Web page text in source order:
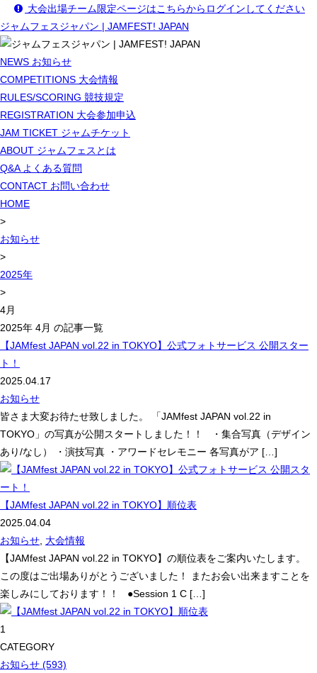
大会出場チーム限定ページはこちらからログインしてください
ジャムフェスジャパン | JAMFEST! JAPAN
NEWS お知らせ
COMPETITIONS 大会情報
RULES/SCORING 競技規定
REGISTRATION 大会参加申込
JAM TICKET ジャムチケット
ABOUT ジャムフェスとは
Q&A よくある質問
CONTACT お問い合わせ
HOME
>
お知らせ
>
2025年
>
4月
2025年 4月 の記事一覧
【JAMfest JAPAN vol.22 in TOKYO】公式フォトサービス 公開スター
ト！
2025.04.17
お知らせ
皆さま大変お待たせ致しました。 「JAMfest JAPAN vol.22 in
TOKYO」の写真が公開スタートしました！！ ・集合写真（デザイン
あり/なし） ・演技写真 ・アワードセレモニー 各写真がア […]
【JAMfest JAPAN vol.22 in TOKYO】順位表
2025.04.04
お知らせ 大会情報
【JAMfest JAPAN vol.22 in TOKYO】の順位表をご案内いたします。
この度はご出場ありがとうございました！ またお会い出来ますことを
楽しみにしております！！ ●Session 1 C […]
1
CATEGORY
お知らせ (593)